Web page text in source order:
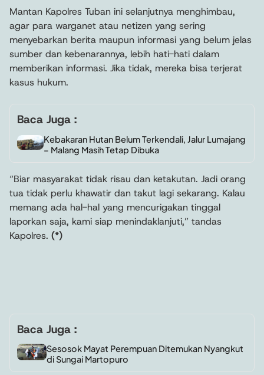
Mantan Kapolres Tuban ini selanjutnya menghimbau,
agar para warganet atau netizen yang sering
menyebarkan berita maupun informasi yang belum jelas
sumber dan kebenarannya, lebih hati-hati dalam
memberikan informasi. Jika tidak, mereka bisa terjerat
kasus hukum.
Baca Juga :
Kebakaran Hutan Belum Terkendali, Jalur Lumajang
– Malang Masih Tetap Dibuka
“Biar masyarakat tidak risau dan ketakutan. Jadi orang
tua tidak perlu khawatir dan takut lagi sekarang. Kalau
memang ada hal-hal yang mencurigakan tinggal
laporkan saja, kami siap menindaklanjuti,” tandas
Kapolres. (*)
Baca Juga :
Sesosok Mayat Perempuan Ditemukan Nyangkut
di Sungai Martopuro